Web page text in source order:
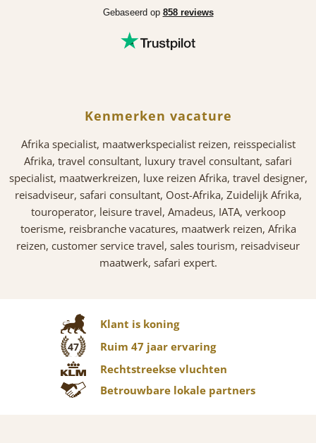
Gebaseerd op 858 reviews
Kenmerken vacature
Afrika specialist, maatwerkspecialist reizen, reisspecialist
Afrika, travel consultant, luxury travel consultant, safari
specialist, maatwerkreizen, luxe reizen Afrika, travel designer,
reisadviseur, safari consultant, Oost-Afrika, Zuidelijk Afrika,
touroperator, leisure travel, Amadeus, IATA, verkoop
toerisme, reisbranche vacatures, maatwerk reizen, Afrika
reizen, customer service travel, sales tourism, reisadviseur
maatwerk, safari expert.
Klant is koning
47
Ruim 47 jaar ervaring
Rechtstreekse vluchten
Betrouwbare lokale partners